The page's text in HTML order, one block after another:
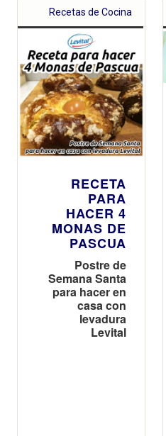
Recetas de Cocina
RECETA
PARA
HACER 4
MONAS DE
PASCUA
Postre de
Semana Santa
para hacer en
casa con
levadura
Levital